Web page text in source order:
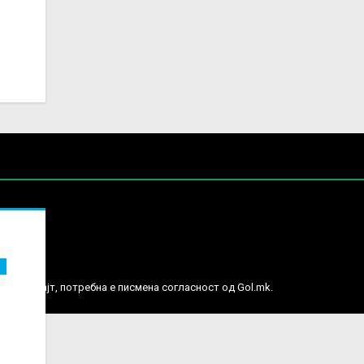
веб сајт, потребна е писмена согласност од Gol.mk.